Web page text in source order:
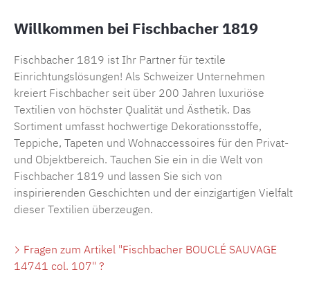
Willkommen bei Fischbacher 1819
Fischbacher 1819 ist Ihr Partner für textile
Einrichtungslösungen! Als Schweizer Unternehmen
kreiert Fischbacher seit über 200 Jahren luxuriöse
Textilien von höchster Qualität und Ästhetik. Das
Sortiment umfasst hochwertige Dekorationsstoffe,
Teppiche, Tapeten und Wohnaccessoires für den Privat-
und Objektbereich. Tauchen Sie ein in die Welt von
Fischbacher 1819 und lassen Sie sich von
inspirierenden Geschichten und der einzigartigen Vielfalt
dieser Textilien überzeugen.
Fragen zum Artikel "Fischbacher BOUCLÉ SAUVAGE
14741 col. 107" ?